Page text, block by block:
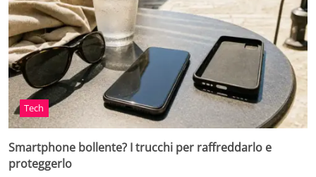
Tech
Smartphone bollente? I trucchi per raffreddarlo e
proteggerlo